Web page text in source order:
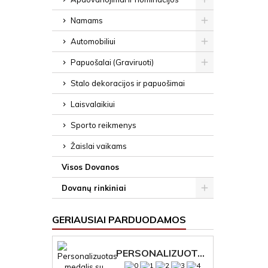
Namams
Automobiliui
Papuošalai (Graviruoti)
Stalo dekoracijos ir papuošimai
Laisvalaikiui
Sporto reikmenys
Žaislai vaikams
Visos Dovanos
Dovanų rinkiniai
GERIAUSIAI PARDUODAMOS
PERSONALIZUOTAS MEDALIS "1" SU GRAVIRUOTU TEKSTU